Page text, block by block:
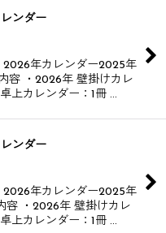
ンダー
年カレンダー​​ 2025年
容 ・2026年 壁掛けカレ
上カレンダー：1冊 …
ンダー
年カレンダー​​ 2025年
容 ・2026年 壁掛けカレ
上カレンダー：1冊 …